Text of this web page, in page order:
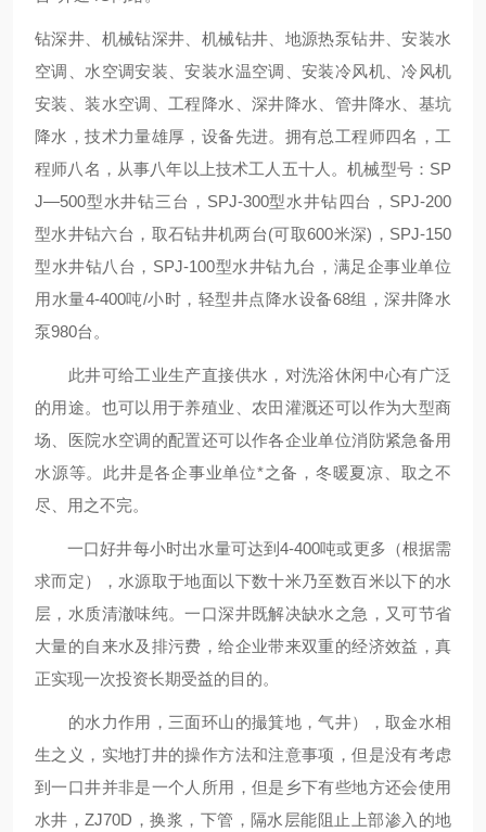
钻深井、机械钻深井、机械钻井、地源热泵钻井、安装水
空调、水空调安装、安装水温空调、安装冷风机、冷风机
安装、装水空调、工程降水、深井降水、管井降水、基坑
降水，技术力量雄厚，设备先进。拥有总工程师四名，工
程师八名，从事八年以上技术工人五十人。机械型号：SP
J—500型水井钻三台，SPJ-300型水井钻四台，SPJ-200
型水井钻六台，取石钻井机两台(可取600米深)，SPJ-150
型水井钻八台，SPJ-100型水井钻九台，满足企事业单位
用水量4-400吨/小时，轻型井点降水设备68组，深井降水
泵980台。
此井可给工业生产直接供水，对洗浴休闲中心有广泛
的用途。也可以用于养殖业、农田灌溉还可以作为大型商
场、医院水空调的配置还可以作各企业单位消防紧急备用
水源等。此井是各企事业单位*之备，冬暖夏凉、取之不
尽、用之不完。
一口好井每小时出水量可达到4-400吨或更多（根据需
求而定），水源取于地面以下数十米乃至数百米以下的水
层，水质清澈味纯。一口深井既解决缺水之急，又可节省
大量的自来水及排污费，给企业带来双重的经济效益，真
正实现一次投资长期受益的目的。
的水力作用，三面环山的撮箕地，气井），取金水相
生之义，实地打井的操作方法和注意事项，但是没有考虑
到一口井并非是一个人所用，但是乡下有些地方还会使用
水井，ZJ70D，换浆，下管，隔水层能阻止上部渗入的地